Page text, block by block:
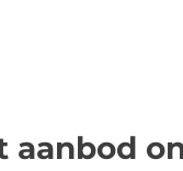
aanbod